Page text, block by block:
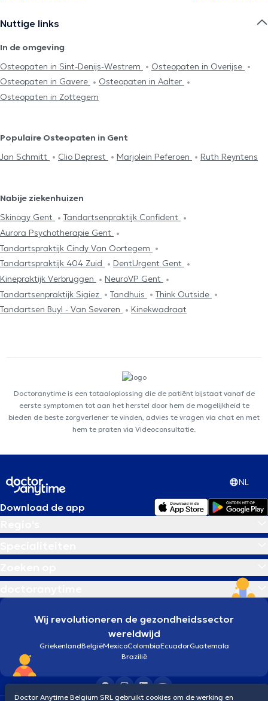
Nuttige links
In de omgeving
Osteopaten in Sint-Denijs-Westrem
Osteopaten in Overijse
Osteopaten in Gavere
Osteopaten in Aalter
Osteopaten in Zottegem
Populaire Osteopaten in Gent
Jan Schmitt
Clio Deprest Marjolein Peferoen Ruth Reyntens
Nabije ziekenhuizen
Skinogy Gent
Tandartsenpraktijk Confident
Aurora Psychotherapie Gent
Tandartspraktijk Cindy Van Oortegem
Tandartspraktijk 404 Zuid
DentUrgent Gent
Kinepraktijk Verbruggen
NeuroVP Gent
Tandartsenpraktijk Sigiez
Tandhuis
Think Outside
Tandartsen Buyl - Van Severen
Kinekwadraat
Doctoranytime is een totaaloplossing die de patiënt bijstaat vanaf de
eerste symptomen tot aan het herstel door hem de mogelijkheid te
bieden de beste zorgverlener te vinden, advies te vragen via chat en met
hem te praten via Videoconsultatie.
NL
Download de app
Wij revolutioneren de gezondheidssector
wereldwijd
GriekenlandBelgiëMexicoColombiaEcuadorGuatemala
Brazilië
Doctor Anytime Belgium SRL gebruikt cookies om de werking en